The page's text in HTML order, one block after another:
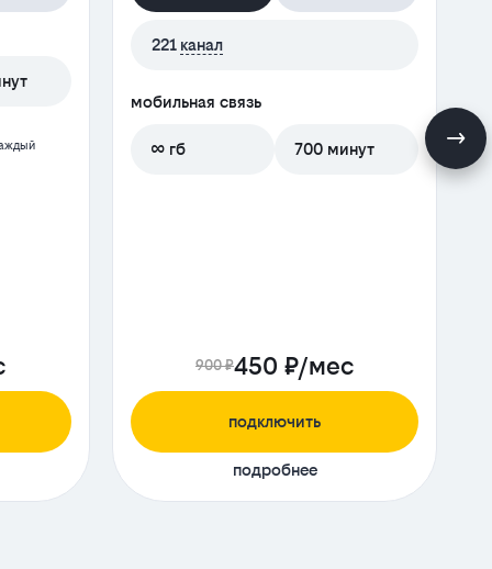
221 канал
мобильная связь
∞ гб 700 минут
900 ₽450 ₽/мес
подключить
подробнее